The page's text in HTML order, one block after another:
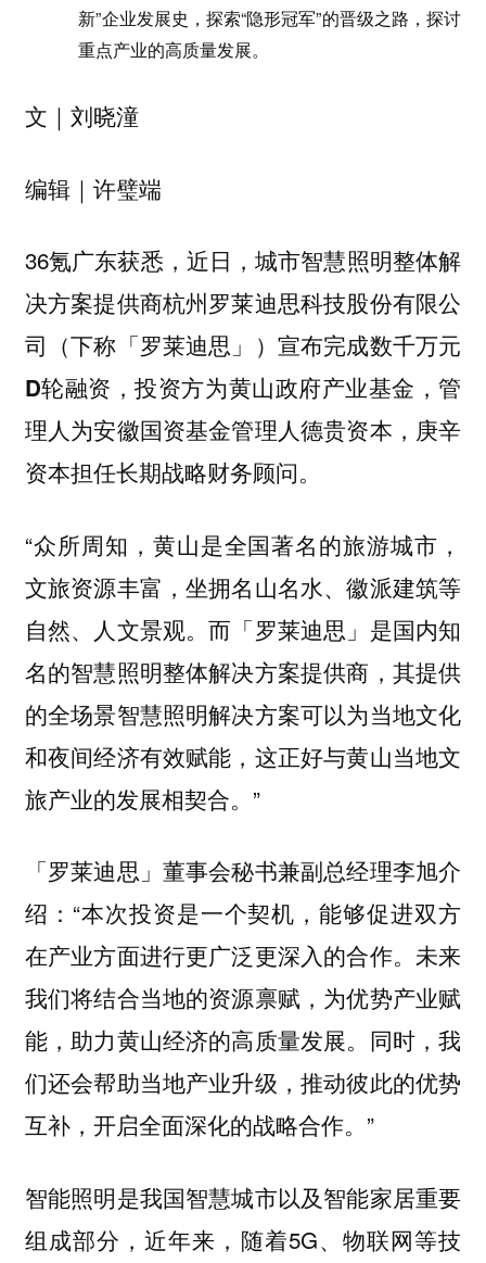
新”企业发展史，探索“隐形冠军”的晋级之路，探讨
重点产业的高质量发展。
文｜ 刘晓潼
编辑｜ 许璧端
36氪广东获悉，近日，城市智慧照明整体解
决方案提供商杭州罗莱迪思科技股份有限公
司（下称「罗莱迪思」）宣布完成数千万元
D轮融资，投资方为黄山政府产业基金， 管
理人为安徽国资基金管理人德贵资本，庚辛
资本担任长期战略财务顾问。
“众所周知，黄山是全国著名的旅游城市，
文旅资源丰富，坐拥名山名水、徽派建筑等
自然、人文景观。而「罗莱迪思」是国内知
名的智慧照明整体解决方案提供商， 其提供
的全场景智慧照明解决方案可以为当地文化
和夜间经济有效赋能， 这正好与黄山当地文
旅产业的发展相契合。”
「罗莱迪思」董事会秘书兼副总经理李旭介
绍：“本次投资是一个契机，能够促进双方
在产业方面进行更广泛更深入的合作。未来
我们将结合当地的资源禀赋，为优势产业赋
能，助力黄山经济的高质量发展。同时，我
们还会帮助当地产业升级，推动彼此的优势
互补，开启全面深化的战略合作。”
智能照明是我国智慧城市以及智能家居重要
组成部分，近年来，随着5G、物联网等技